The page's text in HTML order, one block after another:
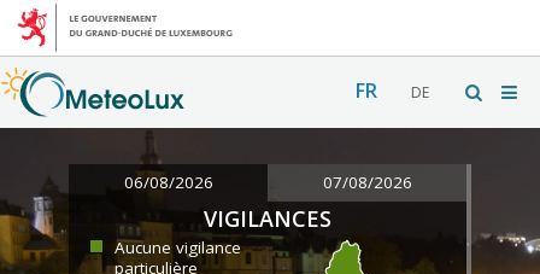
FR DE
06/08/2026 07/08/2026
VIGILANCES
Aucune vigilance
particulière